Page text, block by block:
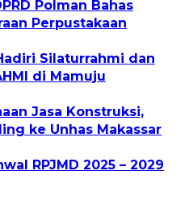
Polman Bahas
Perpustakaan
Silaturrahmi dan
di Mamuju
Jasa Konstruksi,
ke Unhas Makassar
RPJMD 2025 – 2029